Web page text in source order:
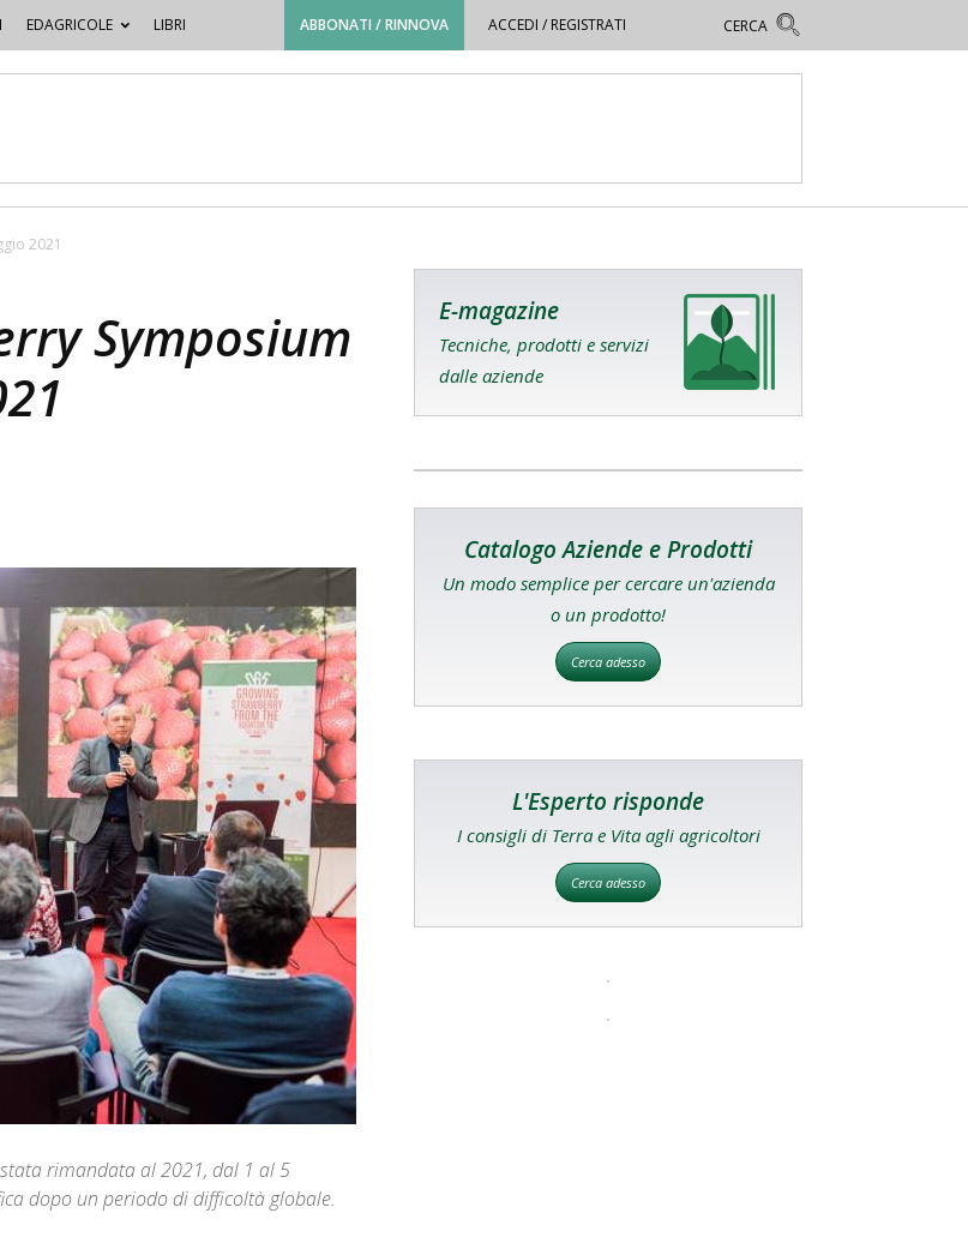
EDAGRICOLE LIBRI ABBONATI / RINNOVA ACCEDI / REGISTRATI
2021
Symposium
rimandata al 2021, dal 1 al 5
dopo un periodo di difficoltà globale.
E-magazine
Tecniche, prodotti e servizi
dalle aziende
Catalogo Aziende e Prodotti
Un modo semplice per cercare un'azienda
o un prodotto!
Cerca adesso
L'Esperto risponde
I consigli di Terra e Vita agli agricoltori
Cerca adesso